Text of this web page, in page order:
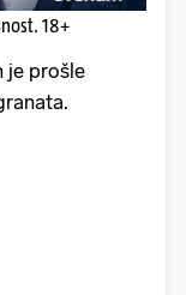
18+
je prošle